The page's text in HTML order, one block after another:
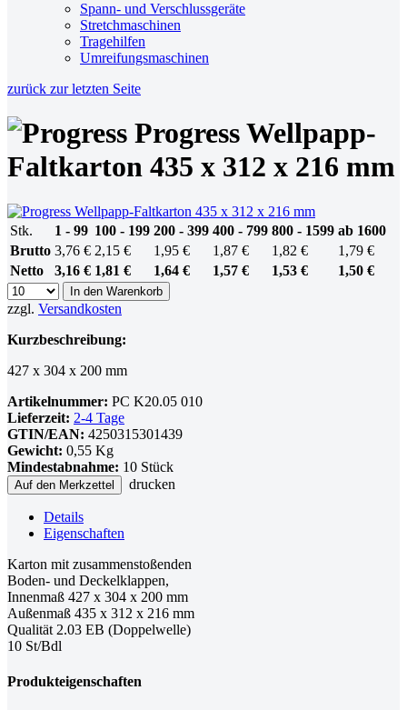
Spann- und Verschlussgeräte
Stretchmaschinen
Tragehilfen
Umreifungsmaschinen
zurück zur letzten Seite
Progress Wellpapp-
Faltkarton 435 x 312 x 216 mm
Stk. 1 - 99 100 - 199 200 - 399 400 - 799 800 - 1599 ab 1600
Brutto 3,76 € 2,15 € 1,95 € 1,87 € 1,82 €
1,79 €
Netto
3,16 € 1,81 € 1,64 € 1,57 € 1,53 € 1,50 €
In den Warenkorb
zzgl. Versandkosten
Kurzbeschreibung:
427 x 304 x 200 mm
Artikelnummer: PC K20.05 010
Lieferzeit: 2-4 Tage
GTIN/EAN: 4250315301439
Gewicht: 0,55 Kg
Mindestabnahme: 10 Stück
Auf den Merkzettel drucken
Details
Eigenschaften
Karton mit zusammenstoßenden
Boden- und Deckelklappen,
Innenmaß 427 x 304 x 200 mm
Außenmaß 435 x 312 x 216 mm
Qualität 2.03 EB (Doppelwelle)
10 St/Bdl
Produkteigenschaften